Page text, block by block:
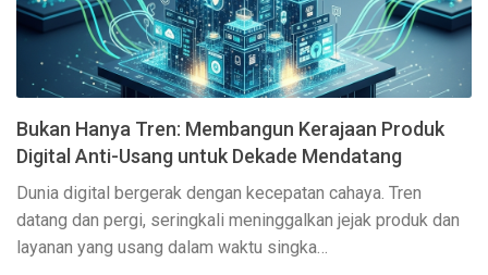
Bukan Hanya Tren: Membangun Kerajaan Produk
Digital Anti-Usang untuk Dekade Mendatang
Dunia digital bergerak dengan kecepatan cahaya. Tren
datang dan pergi, seringkali meninggalkan jejak produk dan
layanan yang usang dalam waktu singka…